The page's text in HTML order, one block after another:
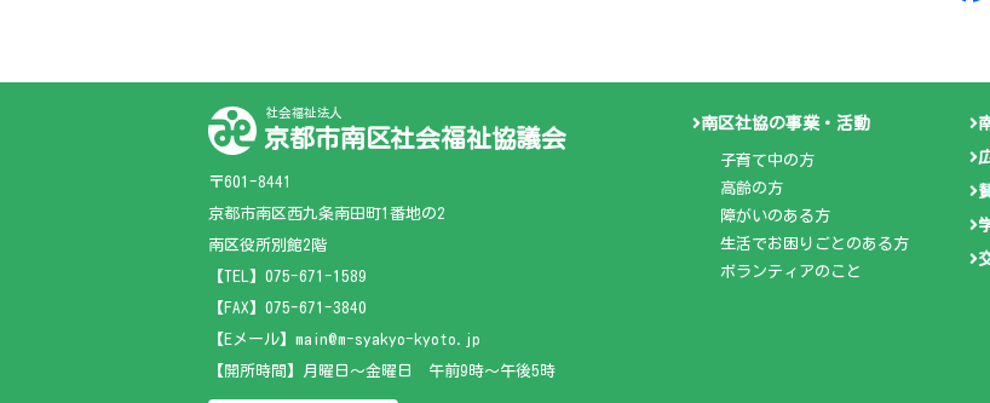
社会福祉法人
京都市南区社会福祉協議会
〒601-8441
京都市南区西九条南田町1番地の2
南区役所別館2階
【TEL】 075-671-1589
【FAX】075-671-3840
【Eメール】main@m-syakyo-kyoto.jp
【開所時間】月曜日～金曜日 午前9時～午後5時
南区社協の事業・活動
子育て中の方
高齢の方
障がいのある方
生活でお困りごとのある方
ボランティアのこと